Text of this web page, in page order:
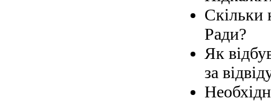
Скільки
Ради?
Як
за